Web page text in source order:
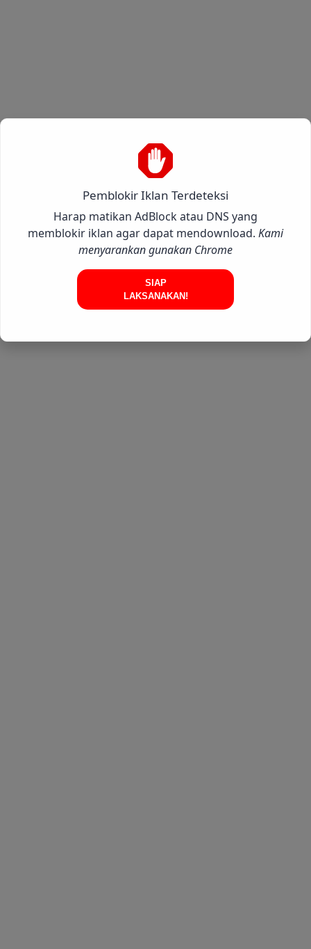
Pemblokir Iklan Terdeteksi
Harap matikan AdBlock atau DNS yang
memblokir iklan agar dapat mendownload. Kami
menyarankan gunakan Chrome
SIAP
LAKSANAKAN!